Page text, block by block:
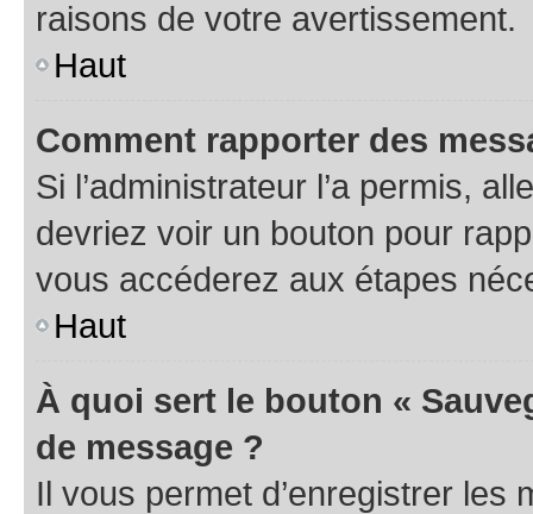
raisons de votre avertissement.
Haut
Comment rapporter des
Si l’administrateur l’a permis,
devriez voir un bouton pour
vous accéderez aux étapes
Haut
À quoi sert le bouton «
de message ?
Il vous permet d’enregistrer